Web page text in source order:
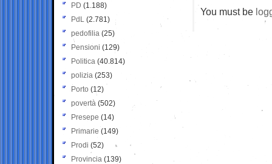
You must be
PD (1.188)
PdL (2.781)
pedofilia (25)
Pensioni (129)
Politica (40.814)
polizia (253)
Porto (12)
povertà (502)
Presepe (14)
Primarie (149)
Prodi (52)
Provincia (139)